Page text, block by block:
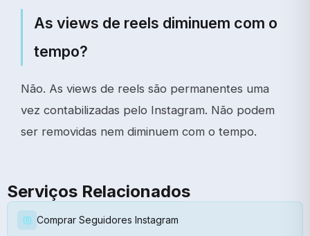
As views de reels diminuem com o
tempo?
Não. As views de reels são permanentes uma
vez contabilizadas pelo Instagram. Não podem
ser removidas nem diminuem com o tempo.
Serviços Relacionados
Comprar Seguidores Instagram